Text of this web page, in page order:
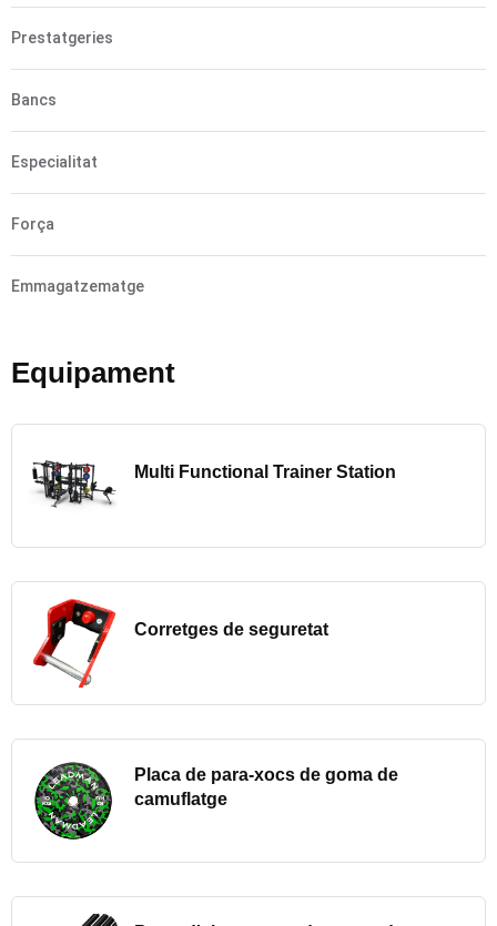
Prestatgeries
Bancs
Especialitat
Força
Emmagatzematge
Equipament
Multi Functional Trainer Station
Corretges de seguretat
Placa de para-xocs de goma de
camuflatge